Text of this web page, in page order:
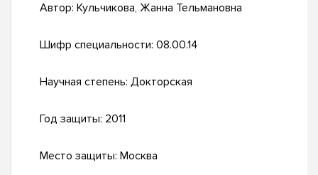
Автор: Кульчикова, Жанна Тельмановна
Шифр специальности: 08.00.14
Научная степень: Докторская
Год защиты: 2011
Место защиты: Москва